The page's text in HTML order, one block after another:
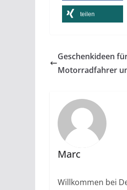
teilen
Geschenkideen
Motorradfahrer
Marc
Willkommen bei